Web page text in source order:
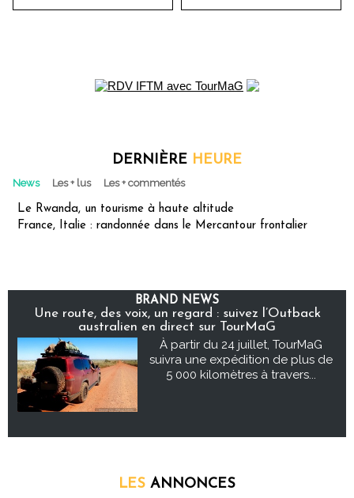
DERNIÈRE HEURE
News Les + lus Les + commentés
Le Rwanda, un tourisme à haute altitude
France, Italie : randonnée dans le Mercantour frontalier
BRAND NEWS
Une route, des voix, un regard : suivez l’Outback
australien en direct sur TourMaG
À partir du 24 juillet, TourMaG
suivra une expédition de plus de
5 000 kilomètres à travers...
LES ANNONCES